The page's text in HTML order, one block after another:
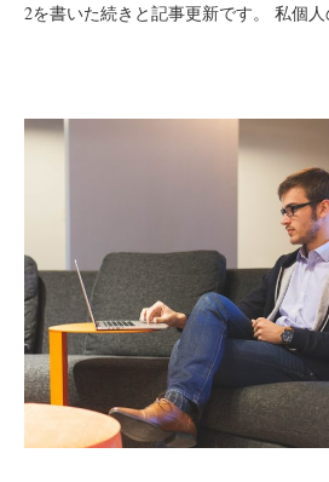
2を書いた続きと記事更新です。 私個